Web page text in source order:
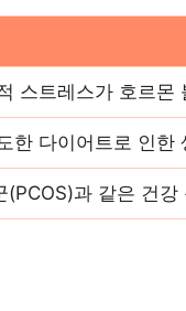
스트레스가 호르몬
한 다이어트로 인한
(PCOS)과 같은 건